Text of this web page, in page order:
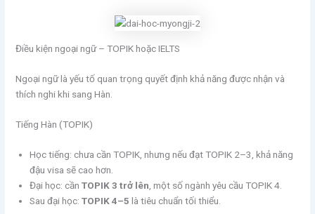
Điều kiện ngoại ngữ – TOPIK hoặc IELTS
Ngoại ngữ là yếu tố quan trọng quyết định khả năng được nhận và
thích nghi khi sang Hàn.
Tiếng Hàn (TOPIK)
Học tiếng: chưa cần TOPIK, nhưng nếu đạt TOPIK 2–3, khả năng
đậu visa sẽ cao hơn.
Đại học: cầnTOPIK 3 trở lên , một số ngành yêu cầu TOPIK 4.
Sau đại học:TOPIK 4–5 là tiêu chuẩn tối thiểu.